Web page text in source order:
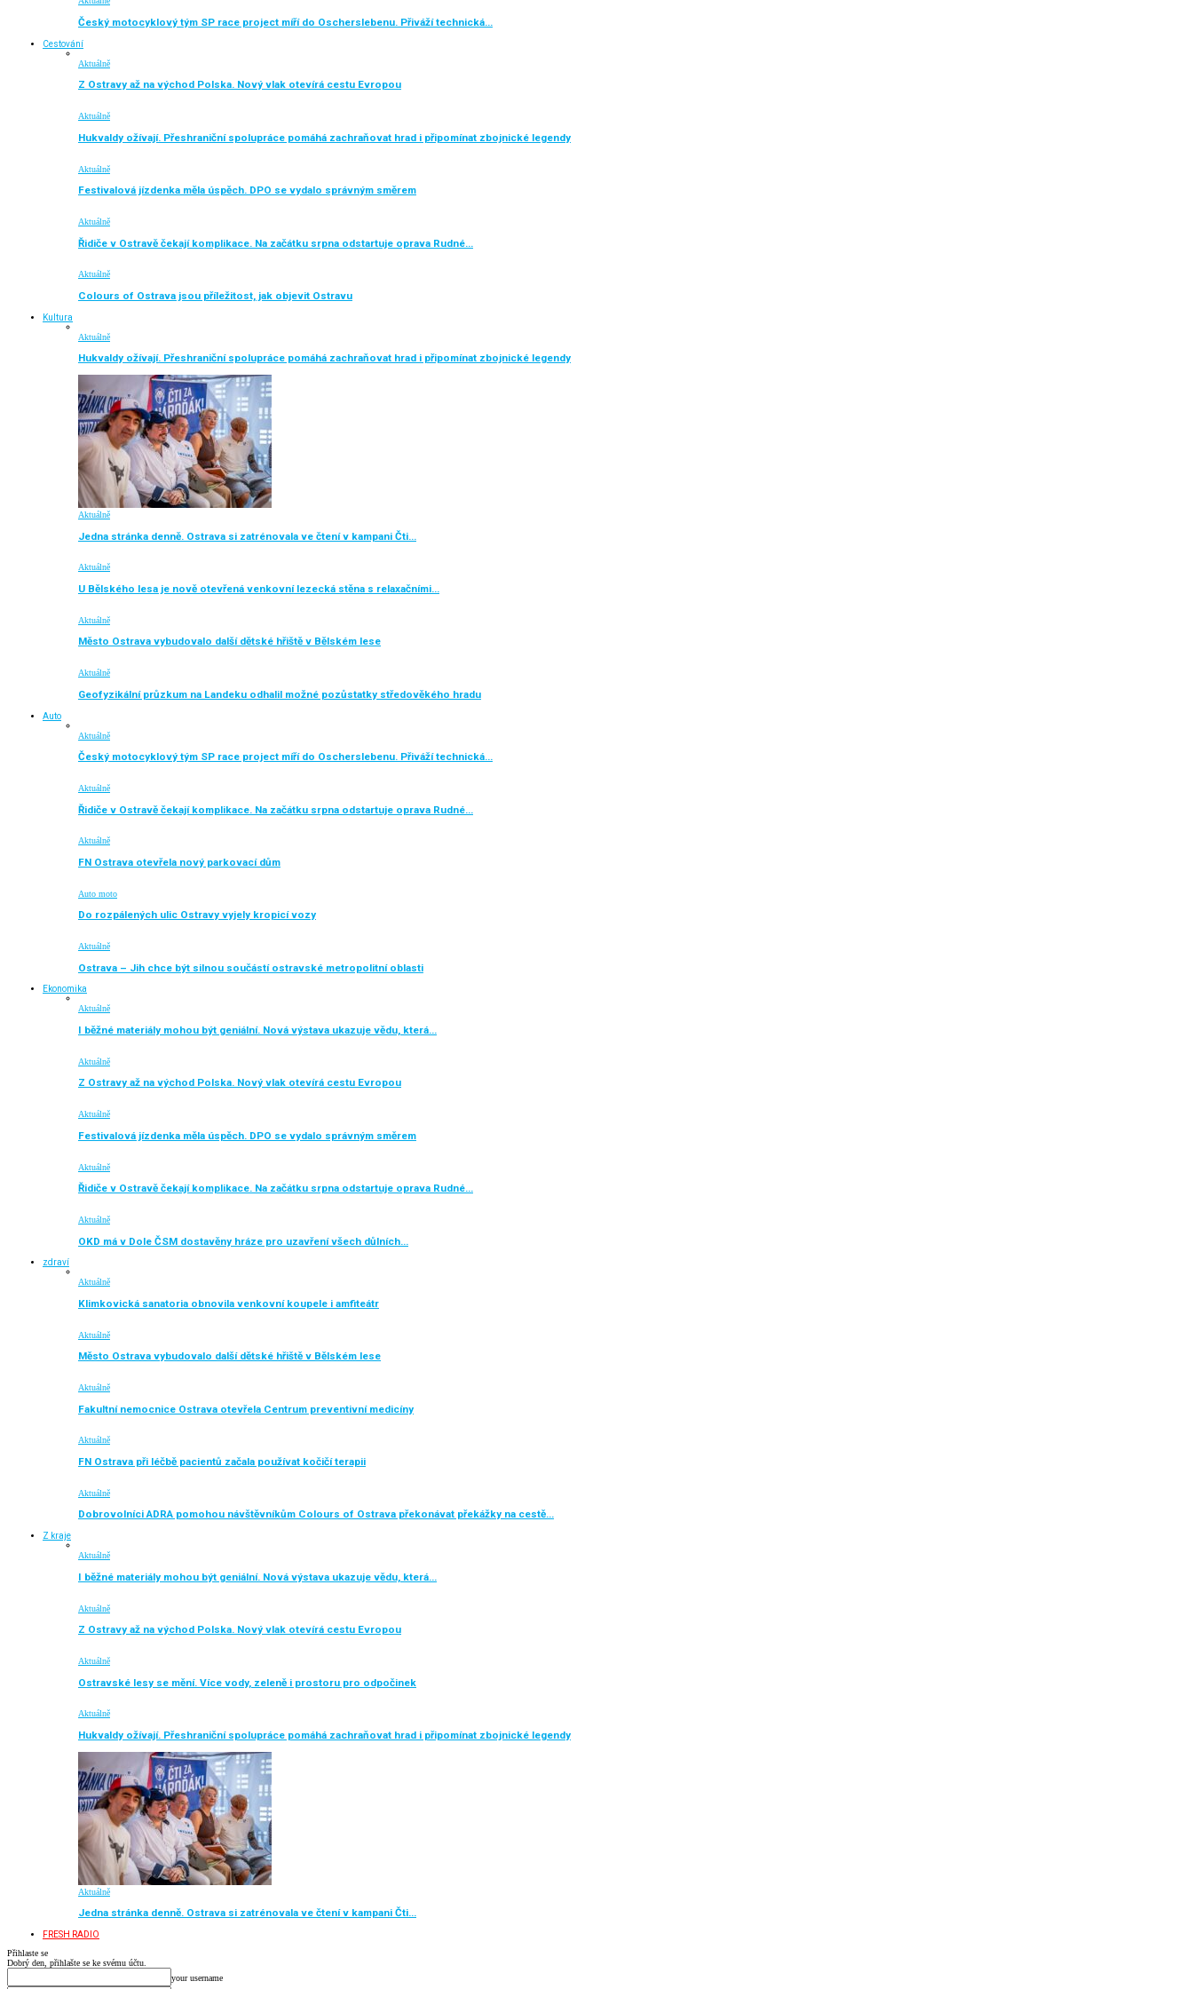
Český motocyklový tým SP race project míří do Oscherslebenu. Přiváží technická…
Cestování
Aktuálně
Z Ostravy až na východ Polska. Nový vlak otevírá cestu Evropou
Aktuálně
Hukvaldy ožívají. Přeshraniční spolupráce pomáhá zachraňovat hrad i připomínat zbojnické legendy
Aktuálně
Festivalová jízdenka měla úspěch. DPO se vydalo správným směrem
Aktuálně
Řidiče v Ostravě čekají komplikace. Na začátku srpna odstartuje oprava Rudné…
Aktuálně
Colours of Ostrava jsou příležitost, jak objevit Ostravu
Kultura
Aktuálně
Hukvaldy ožívají. Přeshraniční spolupráce pomáhá zachraňovat hrad i připomínat zbojnické legendy
Aktuálně
Jedna stránka denně. Ostrava si zatrénovala ve čtení v kampani Čti…
Aktuálně
U Bělského lesa je nově otevřená venkovní lezecká stěna s relaxačními…
Aktuálně
Město Ostrava vybudovalo další dětské hřiště v Bělském lese
Aktuálně
Geofyzikální průzkum na Landeku odhalil možné pozůstatky středověkého hradu
Auto
Aktuálně
Český motocyklový tým SP race project míří do Oscherslebenu. Přiváží technická…
Aktuálně
Řidiče v Ostravě čekají komplikace. Na začátku srpna odstartuje oprava Rudné…
Aktuálně
FN Ostrava otevřela nový parkovací dům
Auto moto
Do rozpálených ulic Ostravy vyjely kropicí vozy
Aktuálně
Ostrava – Jih chce být silnou součástí ostravské metropolitní oblasti
Ekonomika
Aktuálně
I běžné materiály mohou být geniální. Nová výstava ukazuje vědu, která…
Aktuálně
Z Ostravy až na východ Polska. Nový vlak otevírá cestu Evropou
Aktuálně
Festivalová jízdenka měla úspěch. DPO se vydalo správným směrem
Aktuálně
Řidiče v Ostravě čekají komplikace. Na začátku srpna odstartuje oprava Rudné…
Aktuálně
OKD má v Dole ČSM dostavěny hráze pro uzavření všech důlních…
zdraví
Aktuálně
Klimkovická sanatoria obnovila venkovní koupele i amfiteátr
Aktuálně
Město Ostrava vybudovalo další dětské hřiště v Bělském lese
Aktuálně
Fakultní nemocnice Ostrava otevřela Centrum preventivní medicíny
Aktuálně
FN Ostrava při léčbě pacientů začala používat kočičí terapii
Aktuálně
Dobrovolníci ADRA pomohou návštěvníkům Colours of Ostrava překonávat překážky na cestě…
Z kraje
Aktuálně
I běžné materiály mohou být geniální. Nová výstava ukazuje vědu, která…
Aktuálně
Z Ostravy až na východ Polska. Nový vlak otevírá cestu Evropou
Aktuálně
Ostravské lesy se mění. Více vody, zeleně i prostoru pro odpočinek
Aktuálně
Hukvaldy ožívají. Přeshraniční spolupráce pomáhá zachraňovat hrad i připomínat zbojnické legendy
Aktuálně
Jedna stránka denně. Ostrava si zatrénovala ve čtení v kampani Čti…
FRESH RADIO
Přihlaste se
Dobrý den, přihlašte se ke svému účtu.
your username